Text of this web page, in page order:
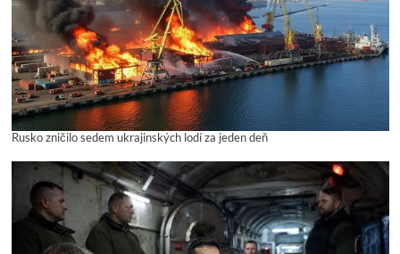
Rusko zničilo sedem ukrajinských lodí za jeden deň